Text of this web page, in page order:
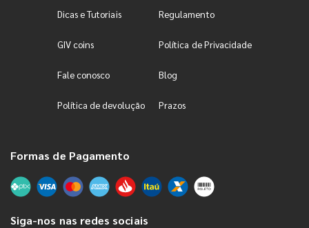
Dicas e Tutoriais Regulamento
GIV coins Política de Privacidade
Fale conosco Blog
Política de devolução Prazos
Formas de Pagamento
Siga-nos nas redes sociais